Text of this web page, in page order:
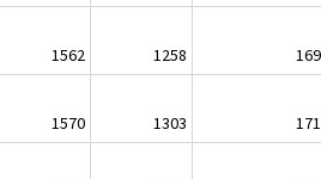
1562 1258
1570 1303